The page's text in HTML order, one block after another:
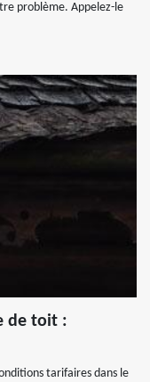
problème. Appelez-le
de toit :
tarifaires dans le